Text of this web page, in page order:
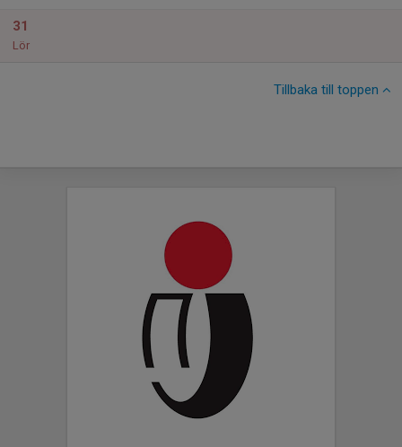
31
Lör
Tillbaka till toppen